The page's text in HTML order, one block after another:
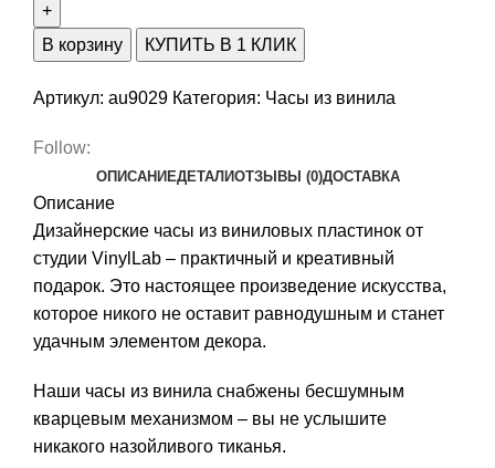
В корзину КУПИТЬ В 1 КЛИК
Артикул: au9029 Категория: Часы из винила
Follow:
ОПИСАНИЕДЕТАЛИОТЗЫВЫ (0)ДОСТАВКА
Описание
Дизайнерские часы из виниловых пластинок от
студии VinylLab – практичный и креативный
подарок. Это настоящее произведение искусства,
которое никого не оставит равнодушным и станет
удачным элементом декора.
Наши часы из винила снабжены бесшумным
кварцевым механизмом – вы не услышите
никакого назойливого тиканья.